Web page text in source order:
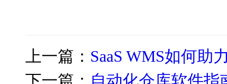
上一篇： SaaS WMS如何助